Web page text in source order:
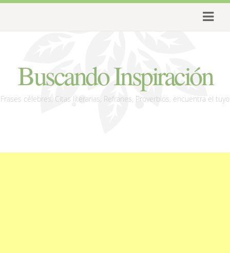
Buscando Inspiración
Frases célebres, Citas literarias, Refranes, Proverbios, encuentra el tuyo